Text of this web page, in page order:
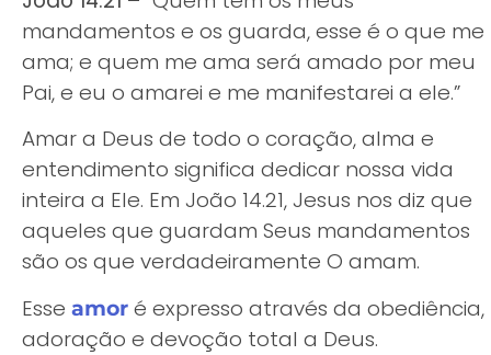
mandamentos e os guarda, esse é o que me
ama; e quem me ama será amado por meu
Pai, e eu o amarei e me manifestarei a ele.”
Amar a Deus de todo o coração, alma e
entendimento significa dedicar nossa vida
inteira a Ele. Em João 14.21, Jesus nos diz que
aqueles que guardam Seus mandamentos
são os que verdadeiramente O amam.
Esse amor é expresso através da obediência,
adoração e devoção total a Deus.